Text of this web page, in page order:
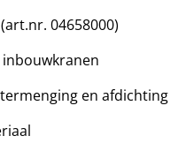
04658000)
en afdichting